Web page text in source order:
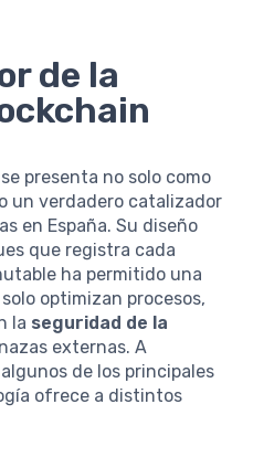
de la
se presenta no solo como
un verdadero catalizador
en España. Su diseño
que registra cada
ha permitido una
optimizan procesos,
la seguridad de la
externas. A
de los principales
ofrece a distintos